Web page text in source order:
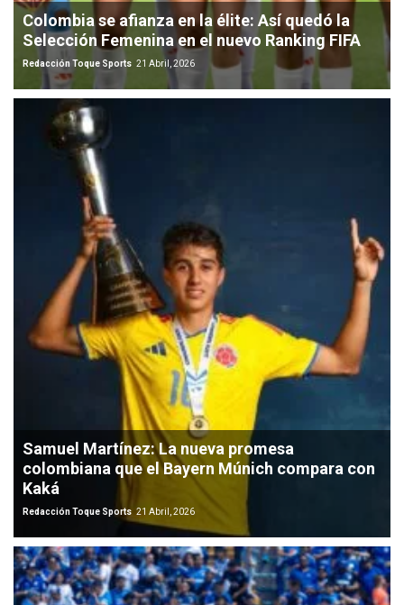
Colombia se afianza en la élite: Así quedó la
Selección Femenina en el nuevo Ranking FIFA
Redacción Toque Sports 21 Abril, 2026
Samuel Martínez: La nueva promesa
colombiana que el Bayern Múnich compara con
Kaká
Redacción Toque Sports 21 Abril, 2026